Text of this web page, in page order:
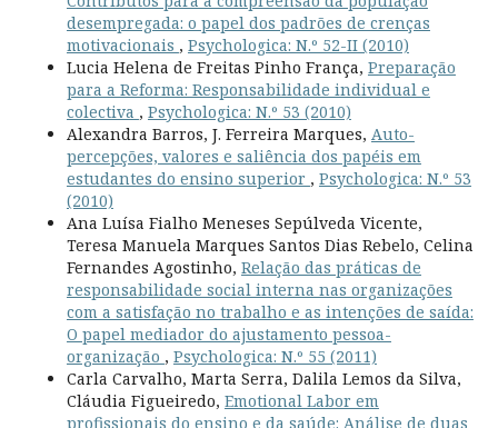
desempregada: o papel dos padrões de crenças
motivacionais , Psychologica: N.º 52-II (2010)
Lucia Helena de Freitas Pinho França, Preparação
para a Reforma: Responsabilidade individual e
colectiva , Psychologica: N.º 53 (2010)
Alexandra Barros, J. Ferreira Marques, Auto-
percepções, valores e saliência dos papéis em
estudantes do ensino superior , Psychologica: N.º 53
(2010)
Ana Luísa Fialho Meneses Sepúlveda Vicente,
Teresa Manuela Marques Santos Dias Rebelo, Celina
Fernandes Agostinho, Relação das práticas de
responsabilidade social interna nas organizações
com a satisfação no trabalho e as intenções de saída:
O papel mediador do ajustamento pessoa-
organização , Psychologica: N.º 55 (2011)
Carla Carvalho, Marta Serra, Dalila Lemos da Silva,
Cláudia Figueiredo, Emotional Labor em
profissionais do ensino e da saúde: Análise de duas